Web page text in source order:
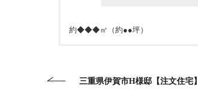
約◆◆◆㎡（約●●坪）
三重県伊賀市H様邸【注文住宅】